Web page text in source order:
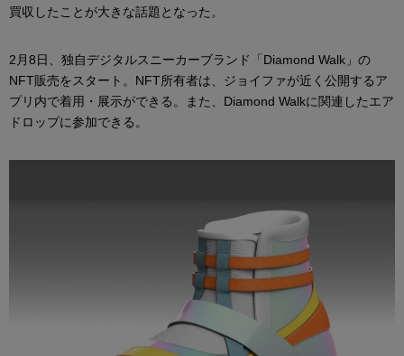
買収したことが大きな話題となった。
2月8日、独自デジタルスニーカーブランド「Diamond Walk」の
NFT販売をスタート。NFT所有者は、ジョイファが近く公開するア
プリ内で着用・展示ができる。また、Diamond Walkに関連したエア
ドロップに参加できる。